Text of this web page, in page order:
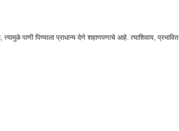
पाणी पिण्याला प्राधान्य देणे शहाणपणाचे आहे. त्याशिवाय, प्रभावित